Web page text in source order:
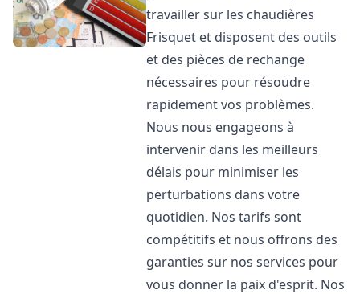
travailler sur les chaudières
Frisquet et disposent des outils
et des pièces de rechange
nécessaires pour résoudre
rapidement vos problèmes.
Nous nous engageons à
intervenir dans les meilleurs
délais pour minimiser les
perturbations dans votre
quotidien. Nos tarifs sont
compétitifs et nous offrons des
garanties sur nos services pour
vous donner la paix d'esprit. Nos